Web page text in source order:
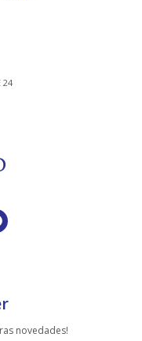
24
novedades!